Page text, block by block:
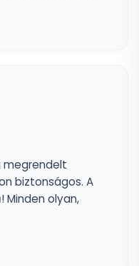
megrendelt
biztonságos. A
Minden olyan,